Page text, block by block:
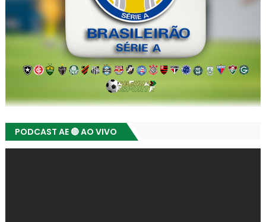
PODCAST AE 🔴 AO VIVO